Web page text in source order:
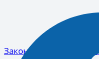
содержимому
Законодательная